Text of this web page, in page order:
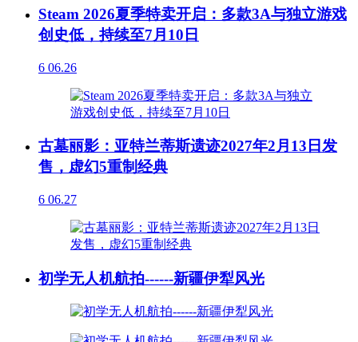
Steam 2026夏季特卖开启：多款3A与独立游戏
创史低，持续至7月10日
6 06.26
古墓丽影：亚特兰蒂斯遗迹2027年2月13日发
售，虚幻5重制经典
6 06.27
初学无人机航拍------新疆伊犁风光